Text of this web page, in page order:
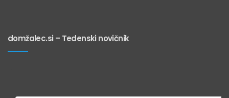
domžalec.si – Tedenski novičnik